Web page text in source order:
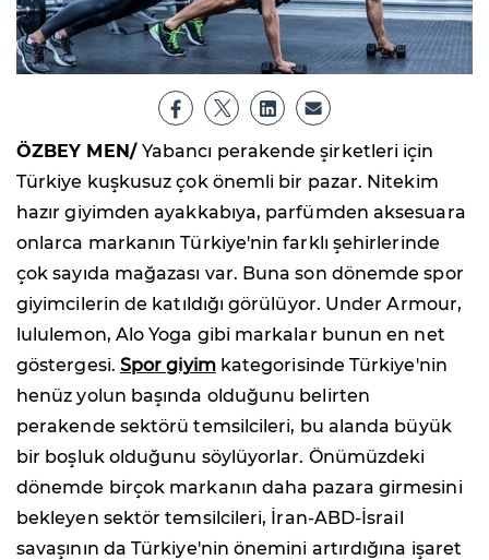
ÖZBEY MEN/ Yabancı perakende şirketleri için
Türkiye kuşkusuz çok önemli bir pazar. Nitekim
hazır giyimden ayakkabıya, parfümden aksesuara
onlarca markanın Türkiye'nin farklı şehirlerinde
çok sayıda mağazası var. Buna son dönemde spor
giyimcilerin de katıldığı görülüyor. Under Armour,
lululemon, Alo Yoga gibi markalar bunun en net
göstergesi. Spor giyimkategorisinde Türkiye'nin
henüz yolun başında olduğunu belirten
perakende sektörü temsilcileri, bu alanda büyük
bir boşluk olduğunu söylüyorlar. Önümüzdeki
dönemde birçok markanın daha pazara girmesini
bekleyen sektör temsilcileri, İran-ABD-İsrail
savaşının da Türkiye'nin önemini artırdığına işaret